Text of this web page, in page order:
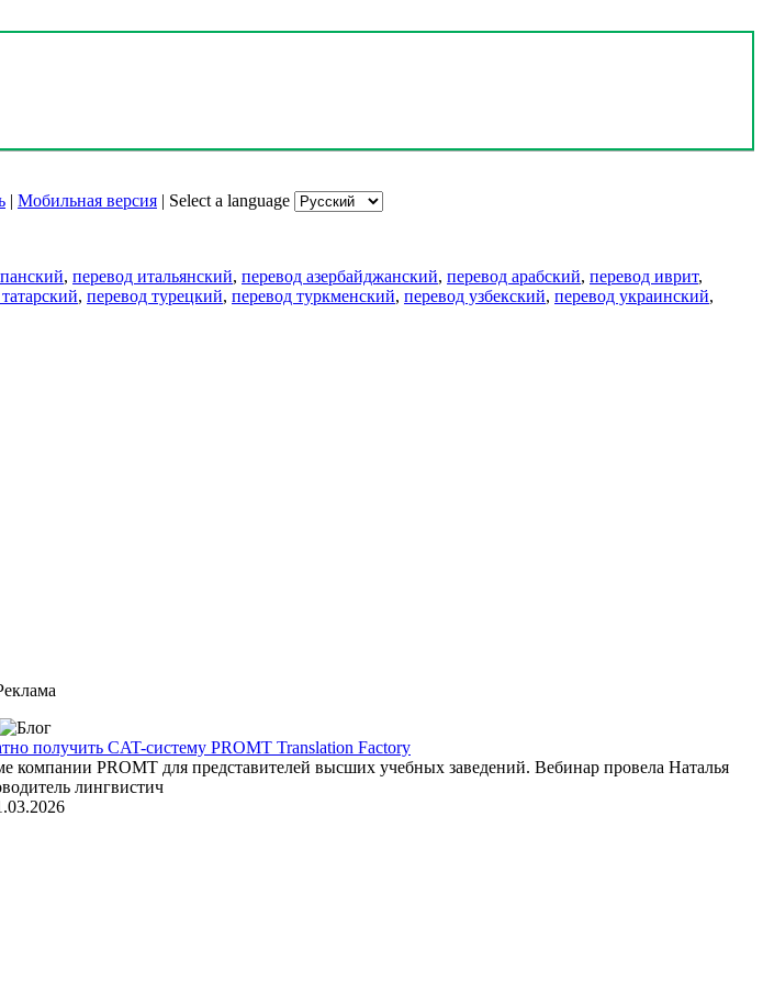
| Мобильная версия | Select a language
, перевод итальянский, перевод азербайджанский, перевод арабский, перевод иврит,
, перевод турецкий, перевод туркменский, перевод узбекский, перевод украинский,
получить CAT-систему PROMT Translation Factory
PROMT для представителей высших учебных заведений. Вебинар провела Наталья
лингвистич